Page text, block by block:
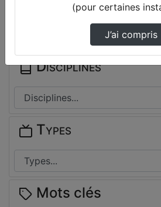
Il n'y a pas de note disponible pour
Connectez-vous pour en créer une
Disciplines
Types
Mots clés
(pour certaines
J’ai compris